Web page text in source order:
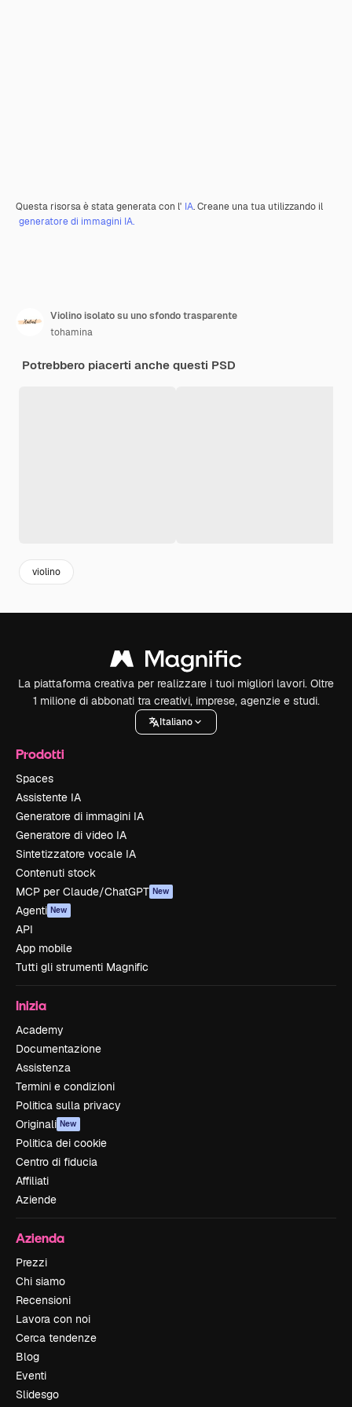
Questa risorsa è stata generata con l' IA. Creane una tua utilizzando il
generatore di immagini IA.
Violino isolato su uno sfondo trasparente
tohamina
Potrebbero piacerti anche questi PSD
violino
La piattaforma creativa per realizzare i tuoi migliori lavori. Oltre
1 milione di abbonati tra creativi, imprese, agenzie e studi.
Italiano
Prodotti
Spaces
Assistente IA
Generatore di immagini IA
Generatore di video IA
Sintetizzatore vocale IA
Contenuti stock
MCP per Claude/ChatGPT New
Agenti New
API
App mobile
Tutti gli strumenti Magnific
Inizia
Academy
Documentazione
Assistenza
Termini e condizioni
Politica sulla privacy
Originali New
Politica dei cookie
Centro di fiducia
Affiliati
Aziende
Azienda
Prezzi
Chi siamo
Recensioni
Lavora con noi
Cerca tendenze
Blog
Eventi
Slidesgo